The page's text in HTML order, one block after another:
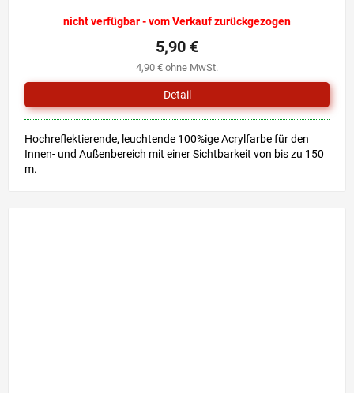
nicht verfügbar - vom Verkauf zurückgezogen
4,90 € ohne MwSt.
5,90 €
Detail
Hochreflektierende, leuchtende 100%ige Acrylfarbe für den
Innen- und Außenbereich mit einer Sichtbarkeit von bis zu 150
m.